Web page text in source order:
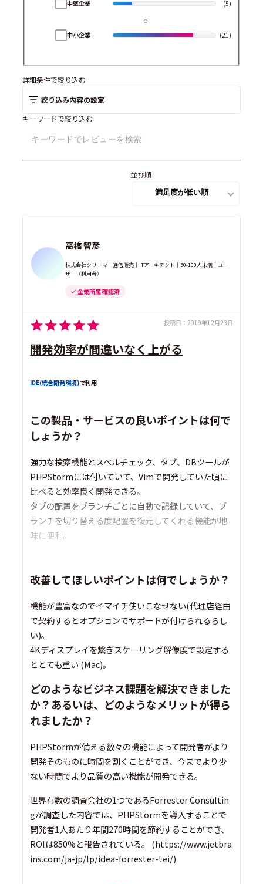
中堅企業 (5)
中小企業 (21)
詳細条件で絞り込む
絞り込み内容の設定
キーワードで絞り込む
並び順
高橋 智彦
株式会社クリーマ｜通信販売｜ITアーキテクト｜50-100人未満｜ユー
ザー（利用者）
企業所属 確認済
投稿日： 2019年12月23日
開発効率が間違いなく上がる
IDE(統合開発環境)で利用
この製品・サービスの良いポイントは何で
しょうか？
強力な検索機能とスペルチェック、タブ、DBツールが
PHPStormには付いていて、Vimで開発していた頃に
比べると効率良く開発できる。
タブの配置をブランチごとに自動で記録していて、ブ
ランチを切り替える度配置を復元してくれる機能が地
味に便利。
改善してほしいポイントは何でしょうか？
機能が豊富なのでイマイチ使いこなせない(代理店経由
で契約するとオプションでサポートが付けられるらし
い)。
4Kディスプレイを繋ぎスケーリング解像度で設定する
ととても重い (Mac)。
どのようなビジネス課題を解決できました
か？あるいは、どのようなメリットが得ら
れましたか？
PHPStormが備える数々の機能によって開発者がより
開発そのものに時間を割くことができ、今までより少
ない時間でより品質の高い機能が開発できる。
世界有数の調査会社の1つであるForrester Consultin
gが調査した内容では、PHPStormを導入することで
開発者1人あたり年間270時間を節約することができ、
ROIは850%と報告されている。 (https://www.jetbra
ins.com/ja-jp/lp/idea-forrester-tei/)